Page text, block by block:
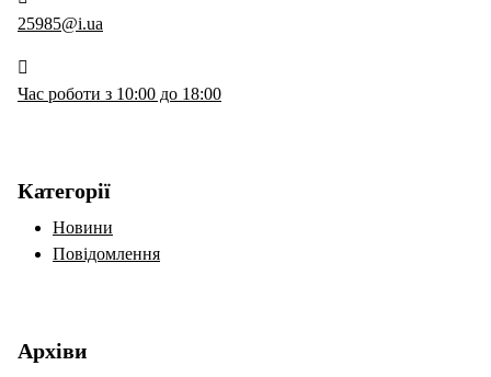
25985@i.ua
Час роботи з 10:00 до 18:00
Категорії
Новини
Повідомлення
Архіви